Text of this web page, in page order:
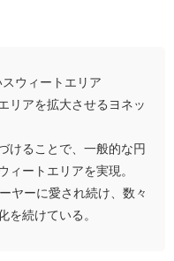
ウィートエリア
リアを拡大させるヨネッ
けることで、一般的な円
ィートエリアを実現。
ヤーに愛され続け、数々
を続けている。